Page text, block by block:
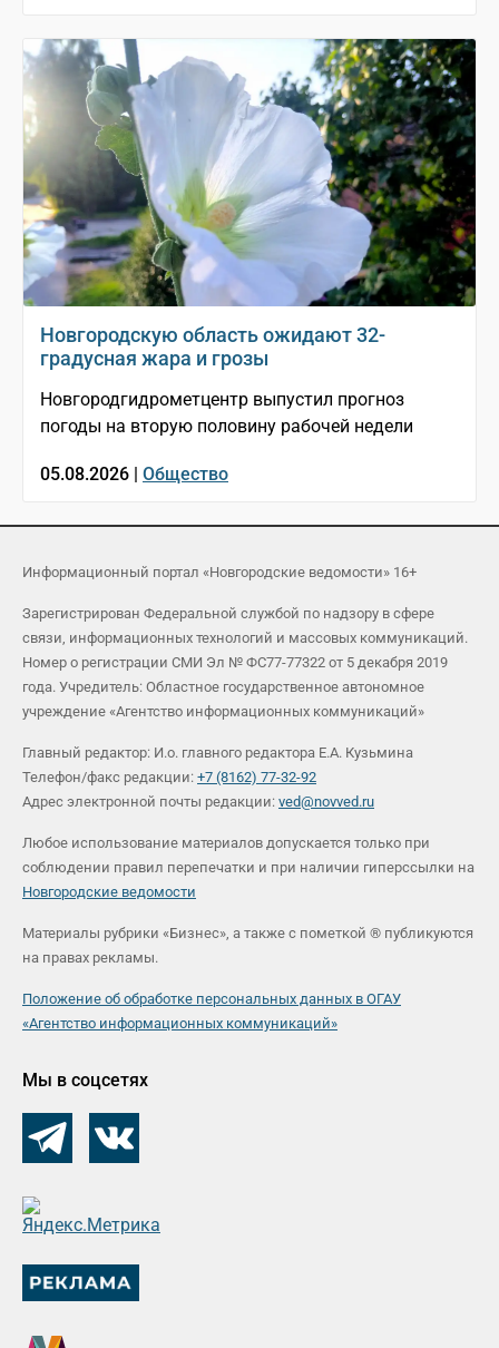
Новгородскую область ожидают 32-
градусная жара и грозы
Новгородгидрометцентр выпустил прогноз
погоды на вторую половину рабочей недели
05.08.2026 | Общество
Информационный портал «Новгородские ведомости» 16+
Зарегистрирован Федеральной службой по надзору в сфере
связи, информационных технологий и массовых коммуникаций.
Номер о регистрации СМИ Эл № ФС77-77322 от 5 декабря 2019
года. Учредитель: Областное государственное автономное
учреждение «Агентство информационных коммуникаций»
Главный редактор: И.о. главного редактора Е.А. Кузьмина
Телефон/факс редакции: +7 (8162) 77-32-92
Адрес электронной почты редакции: ved@novved.ru
Любое использование материалов допускается только при
соблюдении правил перепечатки и при наличии гиперссылки на
Новгородские ведомости
Материалы рубрики «Бизнес», а также с пометкой ® публикуются
на правах рекламы.
Положение об обработке персональных данных в ОГАУ
«Агентство информационных коммуникаций»
Мы в соцсетях